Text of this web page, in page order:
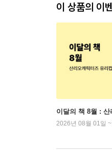
이 상품의 이
이달의 책 8월 : 산
2026년 08월 01일